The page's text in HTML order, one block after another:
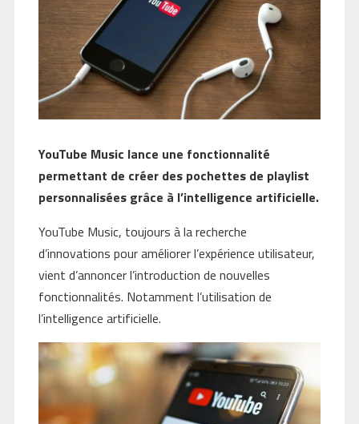
YouTube Music lance une fonctionnalité
permettant de créer des pochettes de playlist
personnalisées grâce à l’intelligence artificielle.
YouTube Music, toujours à la recherche
d’innovations pour améliorer l’expérience utilisateur,
vient d’annoncer l’introduction de nouvelles
fonctionnalités. Notamment l’utilisation de
l’intelligence artificielle.